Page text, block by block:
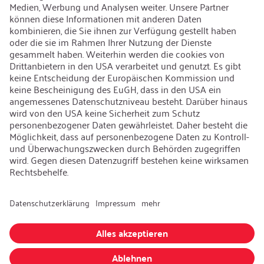
Karriere
Offene Jobs
Kontakt
iSi Group
Produktkatalog
Garantieerweiterung
Unternehmenspolitik
Hinweisgebersystem
Code of Conduct
Sprache ändern Deutsch
Besuchen Sie uns auch auf: